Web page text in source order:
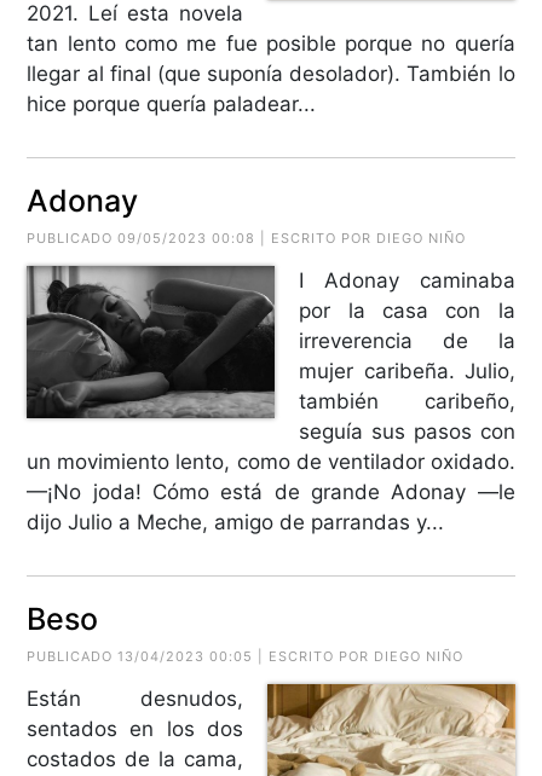
2021. Leí esta novela
tan lento como me fue posible porque no quería
llegar al final (que suponía desolador). También lo
hice porque quería paladear...
Adonay
PUBLICADO 09/05/2023 00:08 | ESCRITO POR DIEGO NIÑO
I Adonay caminaba
por la casa con la
irreverencia de la
mujer caribeña. Julio,
también caribeño,
seguía sus pasos con
un movimiento lento, como de ventilador oxidado.
—¡No joda! Cómo está de grande Adonay —le
dijo Julio a Meche, amigo de parrandas y...
Beso
PUBLICADO 13/04/2023 00:05 | ESCRITO POR DIEGO NIÑO
Están desnudos,
sentados en los dos
costados de la cama,